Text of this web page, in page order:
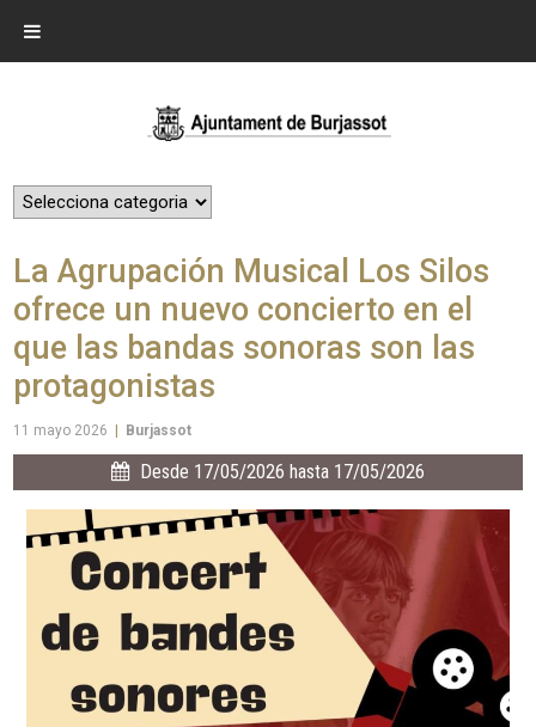
La Agrupación Musical Los Silos
ofrece un nuevo concierto en el
que las bandas sonoras son las
protagonistas
11 mayo 2026 Burjassot
Desde 17/05/2026 hasta 17/05/2026